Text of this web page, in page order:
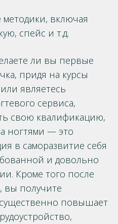
включая
спейс и т.д.
ли вы первые
придя на курсы
являетесь
сервиса,
свою квалификацию,
ногтями — это
в саморазвитие себя
и довольно
Кроме того после
вы получите
повышает